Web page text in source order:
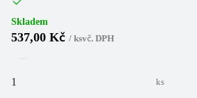
Skladem
537,00 Kč / ksvč. DPH
ks